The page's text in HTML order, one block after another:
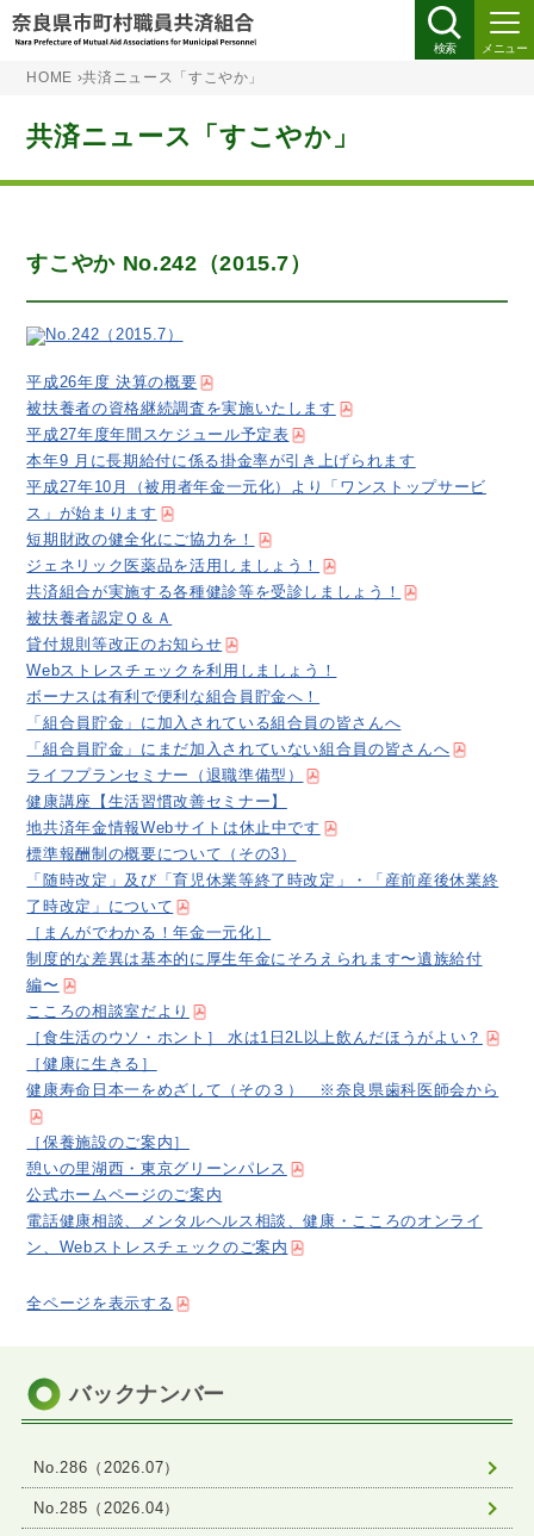
メニュー
検索
共済ニュース「すこやか」
HOME ›共済ニュース「すこやか」
すこやか No.242（2015.7）
平成26年度 決算の概要
被扶養者の資格継続調査を実施いたします
平成27年度年間スケジュール予定表
本年9 月に長期給付に係る掛金率が引き上げられます
平成27年10月（被用者年金一元化）より「ワンストップサービ
ス」が始まります
短期財政の健全化にご協力を！
ジェネリック医薬品を活用しましょう！
共済組合が実施する各種健診等を受診しましょう！
被扶養者認定Ｑ＆Ａ
貸付規則等改正のお知らせ
Webストレスチェックを利用しましょう！
ボーナスは有利で便利な組合員貯金へ！
「組合員貯金」に加入されている組合員の皆さんへ
「組合員貯金」にまだ加入されていない組合員の皆さんへ
ライフプランセミナー（退職準備型）
健康講座【生活習慣改善セミナー】
地共済年金情報Webサイトは休止中です
標準報酬制の概要について（その3）
「随時改定」及び「育児休業等終了時改定」・「産前産後休業終
了時改定」について
［まんがでわかる！年金一元化］
制度的な差異は基本的に厚生年金にそろえられます〜遺族給付
編〜
こころの相談室だより
［食生活のウソ・ホント］ 水は1日2L以上飲んだほうがよい？
［健康に生きる］
健康寿命日本一をめざして（その３） ※奈良県歯科医師会から
［保養施設のご案内］
憩いの里湖西・東京グリーンパレス
公式ホームページのご案内
電話健康相談、メンタルヘルス相談、健康・こころのオンライ
ン、Webストレスチェックのご案内
全ページを表示する
バックナンバー
No.286（2026.07）
No.285（2026.04）